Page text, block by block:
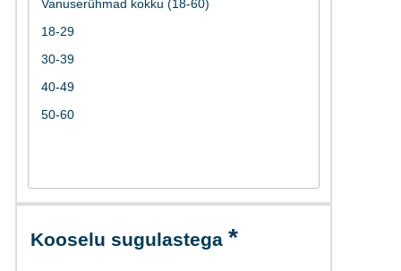
Kooselu sugulastega